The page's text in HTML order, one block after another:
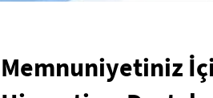
Memnuniyetiniz